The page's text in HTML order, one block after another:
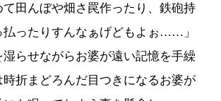
て田んぼや畑さ罠作ったり、鉄砲持
払ったりすんなぁげどもよぉ……」
らせながらお婆が遠い記憶を手繰
時折まどろんだ目つきになるお婆が